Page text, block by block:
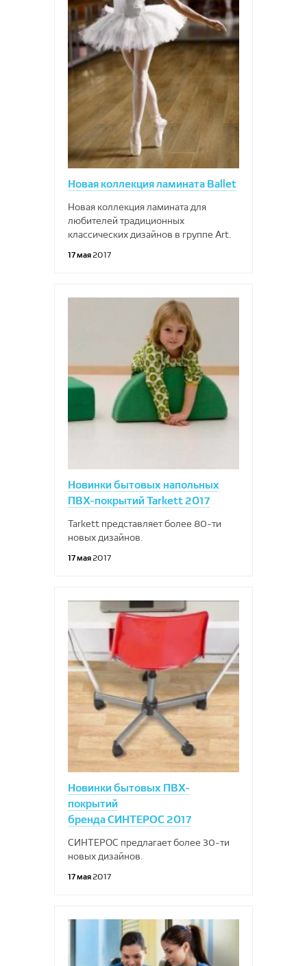
Новая коллекция ламината Ballet
Новая коллекция ламината для
любителей традиционных
классических дизайнов в группе Art.
17 мая2017
Новинки бытовых напольных
ПВХ-покрытий Tarkett 2017
Tarkett представляет более 80-ти
новых дизайнов.
17 мая2017
Новинки бытовых ПВХ-
покрытий
бренда СИНТЕРОС 2017
СИНТЕРОС предлагает более 30-ти
новых дизайнов.
17 мая2017